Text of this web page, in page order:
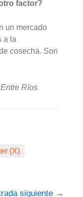
factor?
un mercado
a la
cosecha. Son
Ríos
(X)
siguiente →